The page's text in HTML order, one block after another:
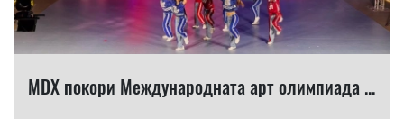
MDX покори Международната арт олимпиада ...